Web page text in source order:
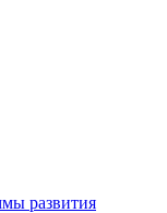
развития